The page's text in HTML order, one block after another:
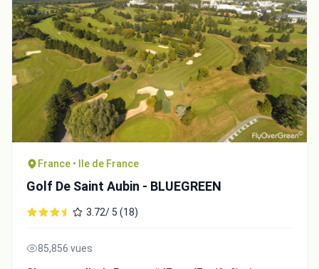
France • Ile de France
Golf De Saint Aubin - BLUEGREEN
3.72/ 5 (18)
85,856 vues